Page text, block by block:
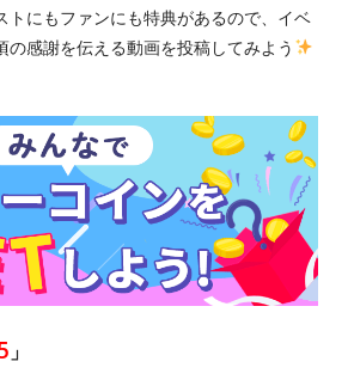
トにもファンにも特典があるので、イベ
の感謝を伝える動画を投稿してみよう
」